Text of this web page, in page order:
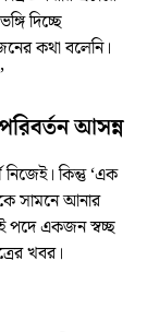
দিচ্ছে
কথা বলেনি।
আসন্ন
নিজেই। কিন্তু ‘এক
সামনে আনার
পদে একজন স্বচ্ছ
খবর।